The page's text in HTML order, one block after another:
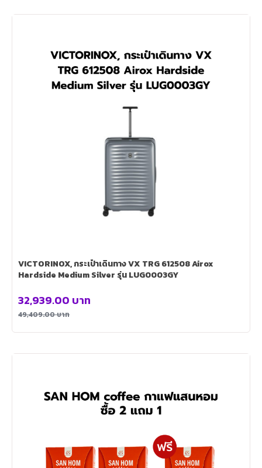
VICTORINOX, กระเป๋าเดินทาง VX TRG 612508 Airox
Hardside Medium Silver รุ่น LUG0003GY
49,409.00บาท
32,939.00 บาท